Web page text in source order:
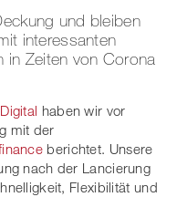
und bleiben
interessanten
in Zeiten von Corona
haben wir vor
mit der
berichtet. Unsere
nach der Lancierung
Flexibilität und